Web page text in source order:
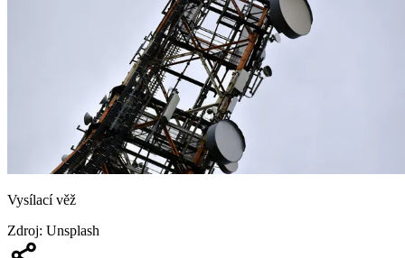
Vysílací věž
Zdroj: Unsplash